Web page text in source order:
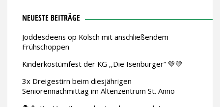
NEUESTE BEITRÄGE
Joddesdeens op Kölsch mit anschließendem
Frühschoppen
Kinderkostümfest der KG ,,Die Isenburger“ 💚💛
3x Dreigestirn beim diesjährigen
Seniorennachmittag im Altenzentrum St. Anno